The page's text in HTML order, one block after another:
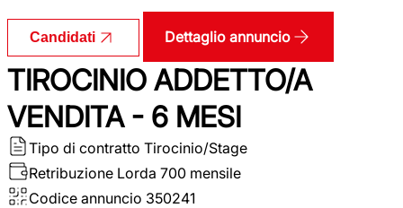
Candidati Dettaglio annuncio
TIROCINIO ADDETTO/A
VENDITA - 6 MESI
Tipo di contratto Tirocinio/Stage
Retribuzione Lorda 700 mensile
Codice annuncio 350241